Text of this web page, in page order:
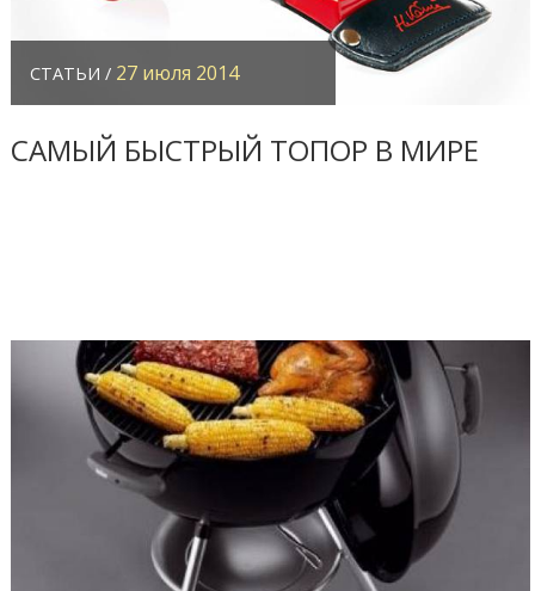
СТАТЬИ / 27 июля 2014
САМЫЙ БЫСТРЫЙ ТОПОР В МИРЕ